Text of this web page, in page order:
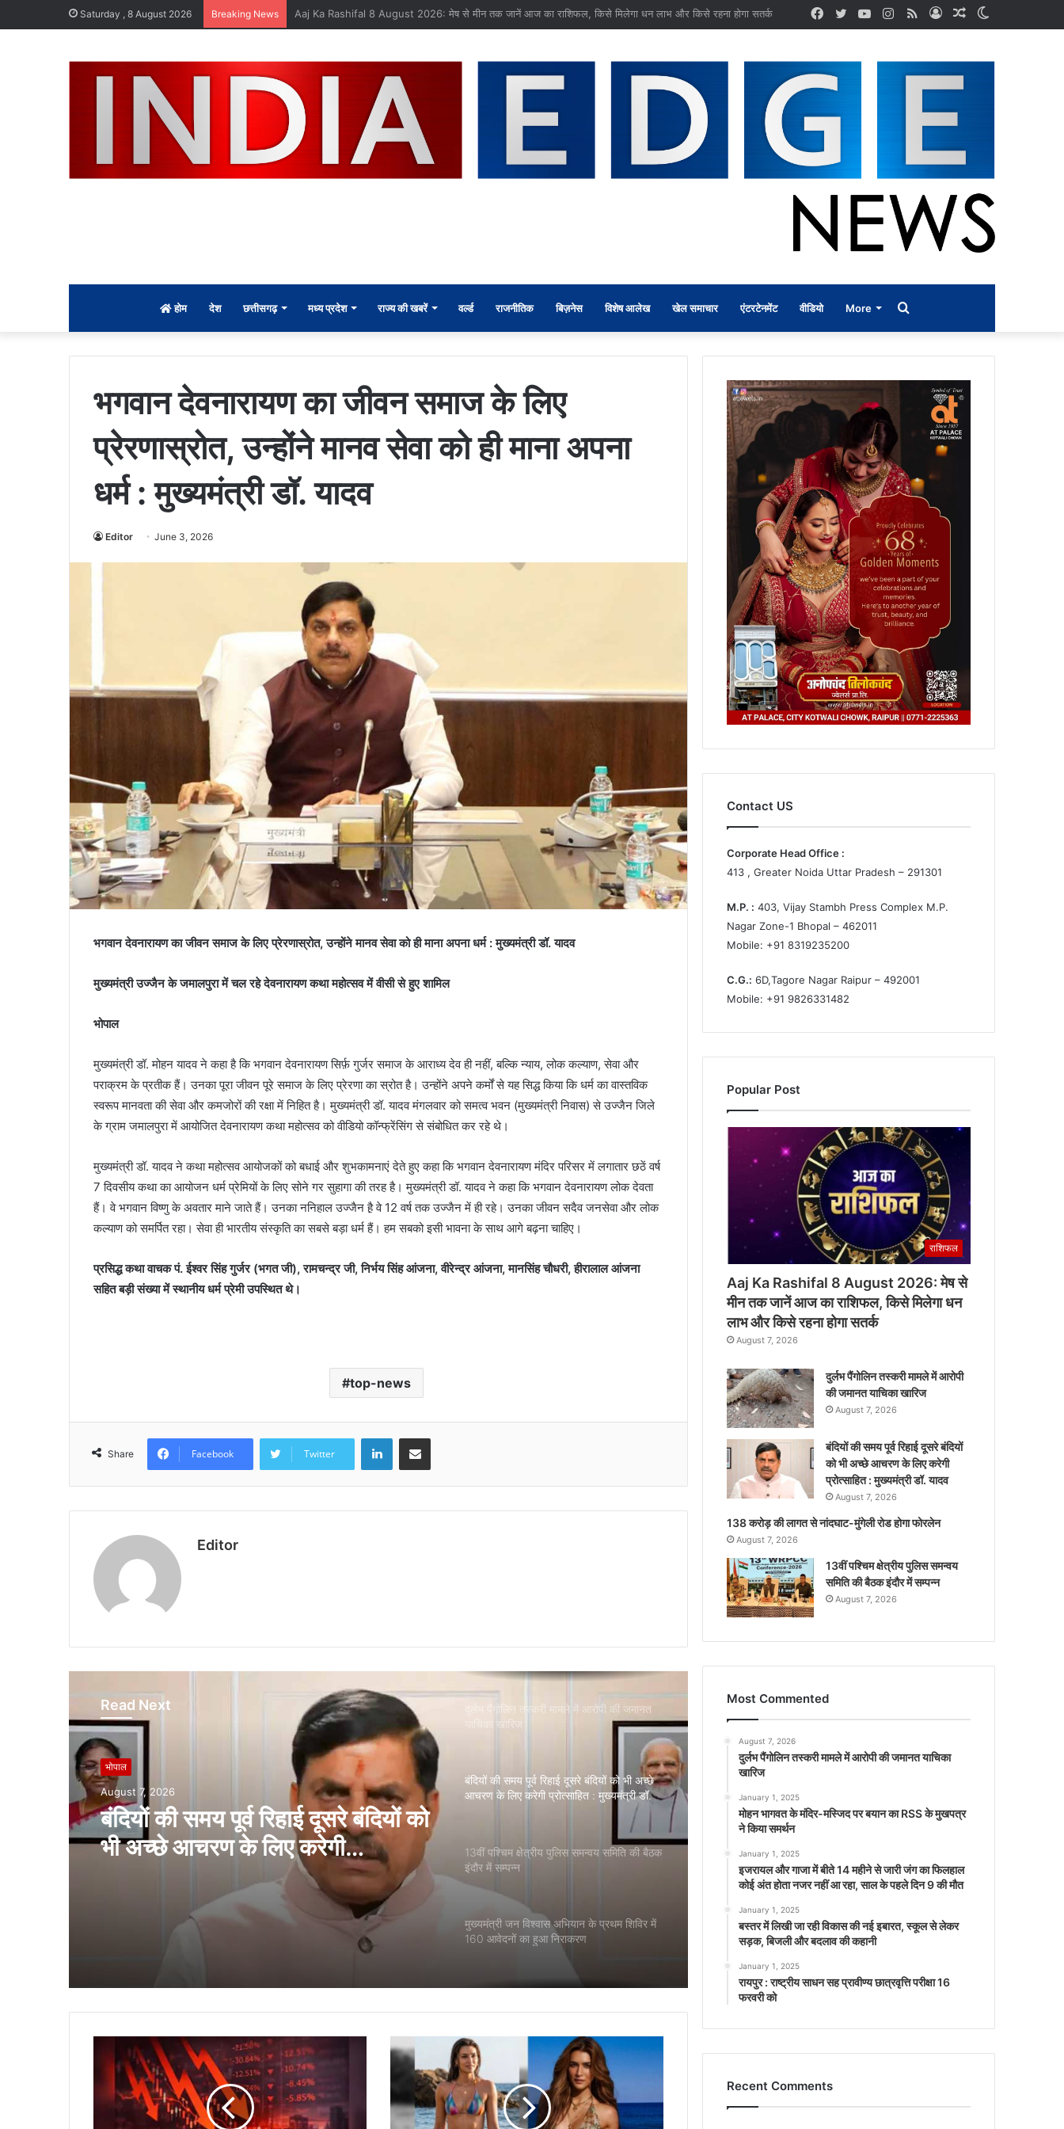
Saturday , 8 August 2026 Breaking News दुर्लभ पैंगोलिन तस्करी मामले में आरोपी की जमानत याचिका खारिज
Random
Log
RSS
Instagram
YouTube
Twitter
Facebook
होम देश छत्तीसगढ़ मध्य प्रदेश राज्य की खबरें वर्ल्ड राजनीतिक बिज़नेस विशेष आलेख खेल समाचार एंटरटेनमेंट वीडियो More
for
भगवान देवनारायण का जीवन समाज के लिए
प्रेरणास्रोत, उन्होंने मानव सेवा को ही माना अपना
धर्म : मुख्यमंत्री डॉ. यादव
Editor June 3, 2026
भगवान देवनारायण का जीवन समाज के लिए प्रेरणास्रोत, उन्होंने मानव सेवा को ही माना अपना धर्म : मुख्यमंत्री डॉ. यादव
मुख्यमंत्री उज्जैन के जमालपुरा में चल रहे देवनारायण कथा महोत्सव में वीसी से हुए शामिल
भोपाल
मुख्यमंत्री डॉ. मोहन यादव ने कहा है कि भगवान देवनारायण सिर्फ़ गुर्जर समाज के आराध्य देव ही नहीं, बल्कि न्याय, लोक कल्याण, सेवा और
पराक्रम के प्रतीक हैं। उनका पूरा जीवन पूरे समाज के लिए प्रेरणा का स्रोत है। उन्होंने अपने कर्मों से यह सिद्ध किया कि धर्म का वास्तविक
स्वरूप मानवता की सेवा और कमजोरों की रक्षा में निहित है‌। मुख्यमंत्री डॉ. यादव मंगलवार को समत्व भवन (मुख्यमंत्री निवास) से उज्जैन जिले
के ग्राम जमालपुरा में आयोजित देवनारायण कथा महोत्सव को वीडियो कॉन्फ्रेंसिंग से संबोधित कर रहे थे।
मुख्यमंत्री डॉ. यादव ने कथा महोत्सव आयोजकों को बधाई और शुभकामनाएं देते हुए कहा कि भगवान देवनारायण मंदिर परिसर में लगातार छठें वर्ष
7 दिवसीय कथा का आयोजन धर्म प्रेमियों के लिए सोने गर सुहागा की तरह है। मुख्यमंत्री डॉ. यादव ने कहा कि भगवान देवनारायण लोक देवता
हैं। वे भगवान विष्णु के अवतार माने जाते हैं। उनका ननिहाल उज्जैन है़ वे 12 वर्ष तक उज्जैन में ही रहे। उनका जीवन सदैव जनसेवा और लोक
कल्याण को समर्पित रहा। सेवा ही भारतीय संस्कृति का सबसे बड़ा धर्म हैं। हम सबको इसी भावना के साथ आगे बढ़ना चाहिए।
प्रसिद्ध कथा वाचक पं. ईश्वर सिंह गुर्जर (भगत जी), रामचन्द्र जी, निर्भय सिंह आंजना, वीरेन्द्र आंजना, मानसिंह चौधरी, हीरालाल आंजना
सहित बड़ी संख्या में स्थानीय धर्म प्रेमी उपस्थित थे।
top-news
Share Facebook Twitter
LinkedInShare via Email
Editor
Read Next
भोपाल
August 7, 2026
बंदियों की समय पूर्व रिहाई दूसरे बंदियों को
भी अच्छे आचरण के लिए करेगी
प्रोत्साहित : मुख्यमंत्री डॉ. यादव
नगरीय विकास एवं आवास विभाग का प्रदेश स्तरीय
मन
दुर्लभ पैंगोलिन तस्करी मामले में आरोपी की जमानत
याचिका खारिज
बंदियों की समय पूर्व रिहाई दूसरे बंदियों को भी अच्छे
आचरण के लिए करेगी प्रोत्साहित : मुख्यमंत्री डॉ.
13वीं पश्चिम क्षेत्रीय पुलिस समन्वय समिति की बैठक
इंदौर में सम्पन्न
मुख्यमंत्री जन विश्वास अभियान के प्रथम शिविर में
160 आवेदनों का हुआ निराकरण
के तहत खनोटा, कानेड़ एवं गोलाखेड़ा में किया
प्रमुख सचिव ऊर्जा मनीष सिंह ने सीहोर में संपर्क
अभियान और उपकेंद्रों का किया निरीक्षण,
उपभोक्ताओं से लिया फीडबैक
Contact US
Corporate Head Office :
413 , Greater Noida Uttar Pradesh – 291301
M.P. : 403, Vijay Stambh Press Complex M.P.
Nagar Zone-1 Bhopal – 462011
Mobile: +91 8319235200
C.G.: 6D,Tagore Nagar Raipur – 492001
Mobile: +91 9826331482
Popular Post
राशिफल
Aaj Ka Rashifal 8 August 2026: मेष से
मीन तक जानें आज का राशिफल, किसे मिलेगा धन
लाभ और किसे रहना होगा सतर्क
August 7, 2026
दुर्लभ पैंगोलिन तस्करी मामले में आरोपी
की जमानत याचिका खारिज
August 7, 2026
बंदियों की समय पूर्व रिहाई दूसरे बंदियों
को भी अच्छे आचरण के लिए करेगी
प्रोत्साहित : मुख्यमंत्री डॉ. यादव
August 7, 2026
138 करोड़ की लागत से नांदघाट-मुंगेली रोड होगा फोरलेन
August 7, 2026
13वीं पश्चिम क्षेत्रीय पुलिस समन्वय
समिति की बैठक इंदौर में सम्पन्न
August 7, 2026
Most Commented
August 7, 2026
दुर्लभ पैंगोलिन तस्करी मामले में आरोपी की जमानत याचिका
खारिज
January 1, 2025
मोहन भागवत के मंदिर-मस्जिद पर बयान का RSS के मुखपत्र
ने किया समर्थन
January 1, 2025
इजरायल और गाजा में बीते 14 महीने से जारी जंग का फिलहाल
कोई अंत होता नजर नहीं आ रहा, साल के पहले दिन 9 की मौत
January 1, 2025
बस्तर में लिखी जा रही विकास की नई इबारत, स्कूल से लेकर
सड़क, बिजली और बदलाव की कहानी
January 1, 2025
रायपुर : राष्ट्रीय साधन सह प्रावीण्य छात्रवृत्ति परीक्षा 16
फरवरी को
Recent Comments